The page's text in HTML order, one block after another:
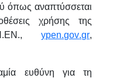
όπως αναπτύσσεται
χρήσης της
ypen.gov.gr,
ευθύνη για τη